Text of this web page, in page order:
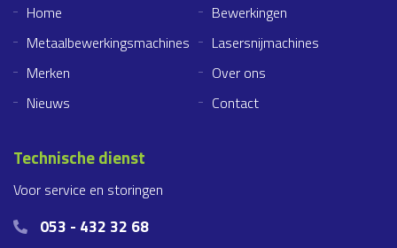
Home
Bewerkingen
Metaalbewerkingsmachines
Lasersnijmachines
Merken
Over ons
Nieuws
Contact
Technische dienst
Voor service en storingen
053 - 432 32 68